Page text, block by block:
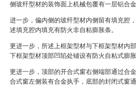
侧玻纤型材的装饰面上机械包覆有一层铝合金
进一步，偏内侧的玻纤型材内侧留有填充腔
述填充腔内填充有防火非自粘膨胀条。
更进一步，所述上框架型材与下框架型材内
下框架型材顶部凹陷处铺设有防火自粘式膨胀
更进一步，顶部的开合式窗右侧端部通过合
合式窗左侧装有合金执手，底部的封闭式窗